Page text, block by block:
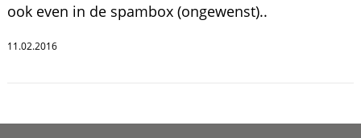
ook even in de spambox (ongewenst)..
11.02.2016